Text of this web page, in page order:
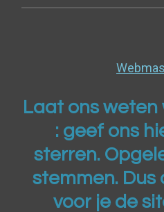
Laat ons
: geef ons h
sterren.
stemmen.
voor je de